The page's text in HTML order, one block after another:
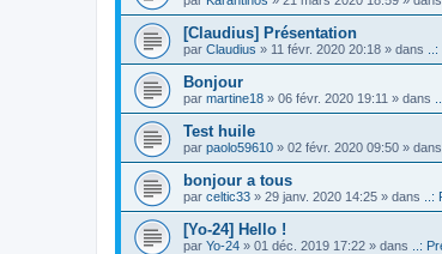
[Claudius] Présentation
par Claudius » 11 févr. 2020 20:18 » dans
Bonjour
par martine18 » 06 févr. 2020 19:11 » dans
Test huile
par paolo59610 » 02 févr. 2020 09:50 » dans
bonjour a tous
par celtic33 » 29 janv. 2020 14:25 » dans
[Yo-24] Hello !
par Yo-24 » 01 déc. 2019 17:22 » dans ..: